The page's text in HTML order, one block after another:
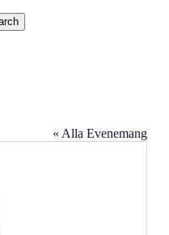
« Alla Evenemang